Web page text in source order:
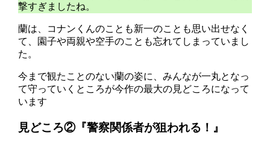
撃すぎましたね。
蘭は、コナンくんのことも新一のことも思い出せなく
て、園子や両親や空手のことも忘れてしまっていまし
た。
今まで観たことのない蘭の姿に、みんなが一丸となっ
て守っていくところが今作の最大の見どころになって
います
見どころ②『警察関係者が狙われる！』